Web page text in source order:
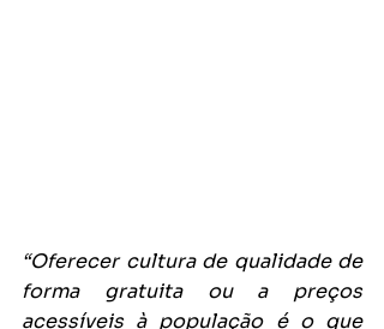
“Oferecer cultura de qualidade de
forma gratuita ou a preços
acessíveis à população é o que